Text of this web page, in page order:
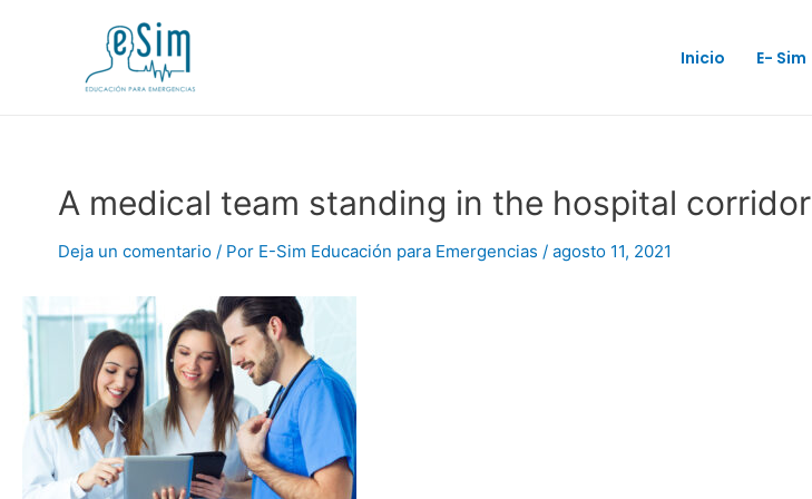
Inicio E- Sim
A medical team standing in the hospital corridor
Deja un comentario / Por E-Sim Educación para Emergencias / agosto 11, 2021